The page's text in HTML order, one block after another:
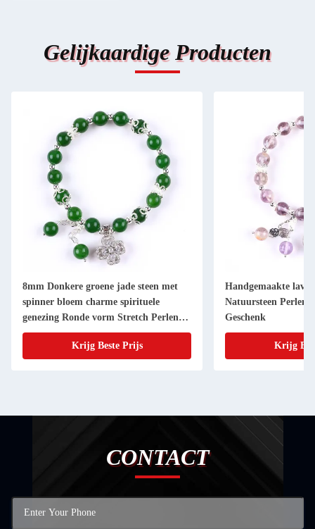
Gelijkaardige Producten
8mm Donkere groene jade steen met
spinner bloem charme spirituele
genezing Ronde vorm Stretch Perlen
Armband
Krijg Beste Prijs
Handgemaakte
Natuursteen Perlen
Geschenk
Krijg
CONTACT